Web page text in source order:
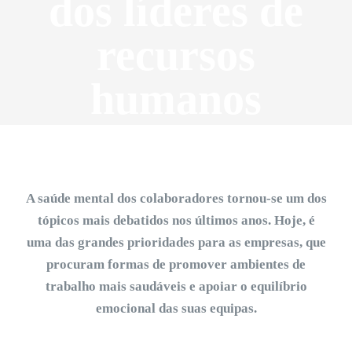
A saúde mental dos colaboradores tornou-se um dos
tópicos mais debatidos nos últimos anos. Hoje, é
uma das grandes prioridades para as empresas, que
procuram formas de promover ambientes de
trabalho mais saudáveis e apoiar o equilíbrio
emocional das suas equipas.